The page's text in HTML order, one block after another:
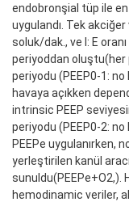
endobronşial tüp ile
uygulandı. Tek
soluk/dak., ve I: E oranı
periyoddan oluştu(her
periyodu (PEEP0-1:
havaya açıkken
intrinsic PEEP
periyodu (PEEP0-2:
PEEPe uygulanırken,
yerleştirilen kanül
sunuldu(PEEPe+O2,).
hemodinamic veriler,